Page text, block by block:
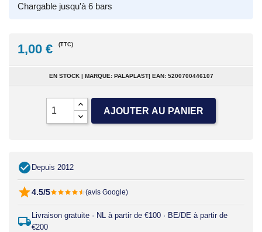
Chargable jusqu'à 6 bars
1,00 € (TTC)
EN STOCK | MARQUE: PALAPLAST| EAN: 5200700446107
AJOUTER AU PANIER
Depuis 2012
4.5/5 (avis Google)
Livraison gratuite · NL à partir de €100 · BE/DE à partir de
€200